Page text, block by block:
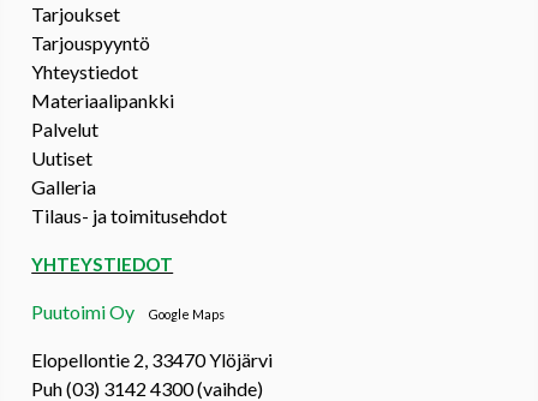
Tarjoukset
Tarjouspyyntö
Yhteystiedot
Materiaalipankki
Palvelut
Uutiset
Galleria
Tilaus- ja toimitusehdot
YHTEYSTIEDOT
Puutoimi OyGoogle Maps
Elopellontie 2, 33470 Ylöjärvi
Puh (03) 3142 4300 (vaihde)